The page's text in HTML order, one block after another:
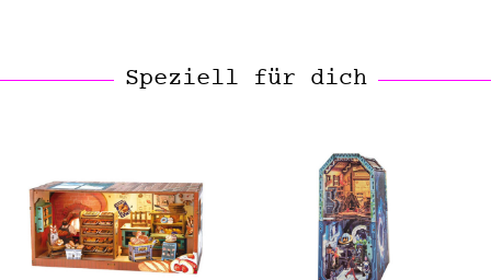
Speziell für dich